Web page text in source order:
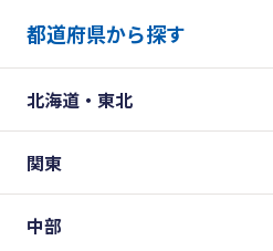
都道府県から探す
北海道・東北
関東
中部